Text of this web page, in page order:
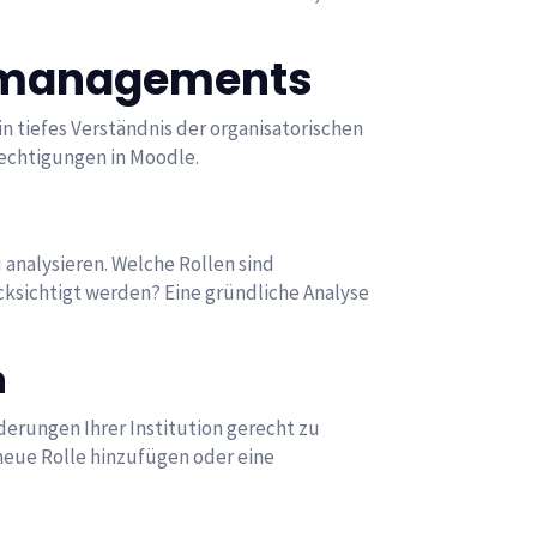
Verständnis der organisatorischen
in Moodle.
Welche Rollen sind
werden? Eine gründliche Analyse
Ihrer Institution gerecht zu
Rolle hinzufügen oder eine